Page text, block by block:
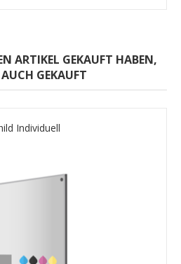
ARTIKEL GEKAUFT HABEN,
GEKAUFT
Individuell